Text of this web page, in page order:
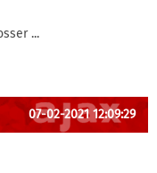
...
07-02-2021 12:09:29